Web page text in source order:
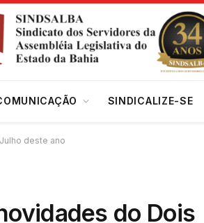
SINDICALIZE-SE
deste ano
do Dois